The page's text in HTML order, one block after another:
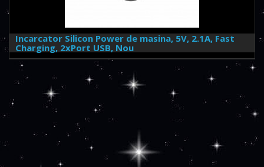
Incarcator Silicon Power de masina, 5V, 2.1A, Fast
Charging, 2xPort USB, Nou